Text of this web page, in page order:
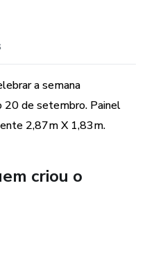
a semana
20 de setembro. Painel
2,87m X 1,83m.
criou o